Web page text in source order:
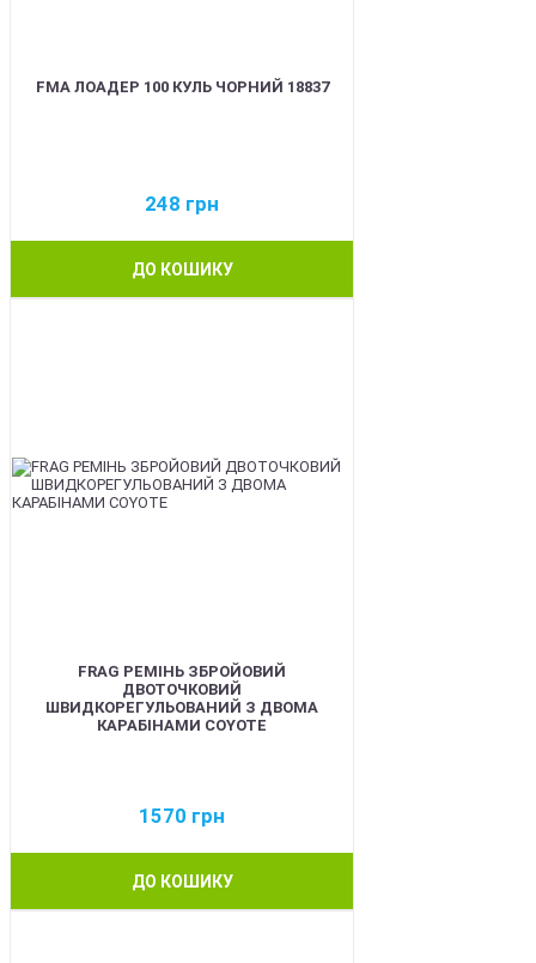
FMA ЛОАДЕР 100 КУЛЬ ЧОРНИЙ 18837
248 грн
ДО КОШИКУ
FRAG РЕМІНЬ ЗБРОЙОВИЙ
ДВОТОЧКОВИЙ
ШВИДКОРЕГУЛЬОВАНИЙ З ДВОМА
КАРАБІНАМИ COYOTE
1570 грн
ДО КОШИКУ